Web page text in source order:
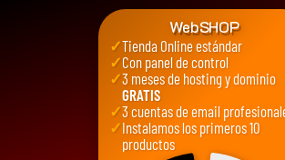
WebSHOP
✓Tienda Online estándar
✓Con panel de control
✓3 meses de hosting y dominio
GRATIS
✓3 cuentas de email
✓Instalamos los primeros 10
productos